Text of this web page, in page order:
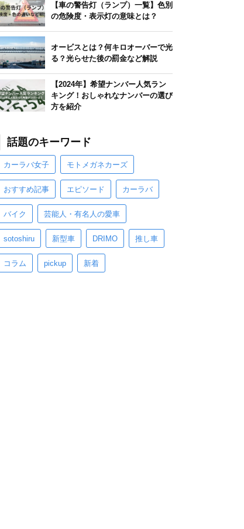
【車の警告灯（ランプ）一覧】色別
の危険度・表示灯の意味とは？
オービスとは？何キロオーバーで光
る？光らせた後の罰金など解説
【2024年】希望ナンバー人気ラン
キング！おしゃれなナンバーの選び
方を紹介
話題のキーワード
カーラバ女子 モトメガネカーズ
おすすめ記事 エピソード カーラバ
バイク 芸能人・有名人の愛車
sotoshiru 新型車 DRIMO 推し車
コラム pickup 新着